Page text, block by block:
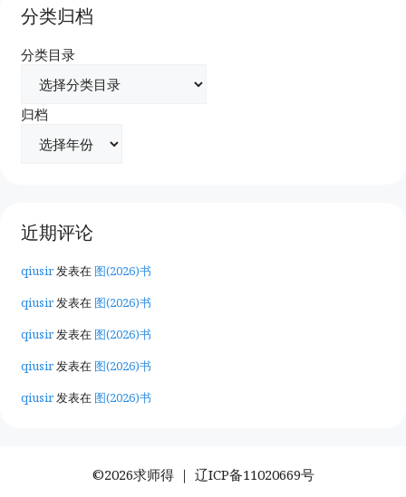
分类归档
分类目录
归档
近期评论
qiusir发表在 图(2026)书
qiusir发表在 图(2026)书
qiusir发表在 图(2026)书
qiusir发表在 图(2026)书
qiusir发表在 图(2026)书
©2026求师得 ｜ 辽ICP备11020669号